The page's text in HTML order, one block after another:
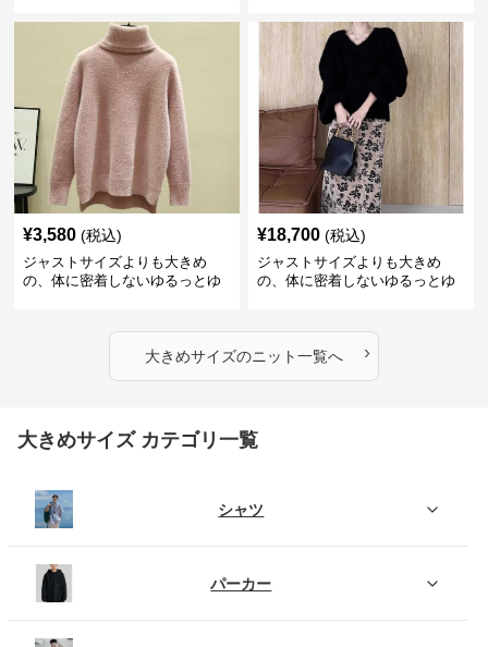
ビッグシルエットロゴニット
¥3,580 (税込)
ジャストサイズよりも大きめ
の、体に密着しないゆるっとゆ
¥18,700 (税込)
ジャストサイズよりも大きめ
の、体に密着しないゆるっとゆ
りニット
大きめサイズのニット一覧へ ›
大きめサイズ カテゴリ一覧
シャツ
パーカー